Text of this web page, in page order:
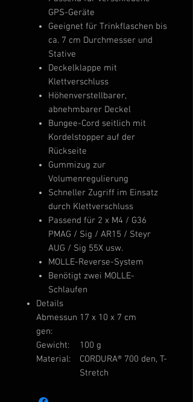
GPS-Geräte
Geeignet für Trinkflaschen bis
ca. 7 cm Durchmesser und
Stative
Deckelklappe mit
Klettverschluss
Höhenverstellbarer,
abnehmbarer Deckel
Bungee-Cord seitlich mit
Kordelstopper auf der
Rückseite
Gummizug zur
Volumenregulierung
Schneller Zugriff im Einsatz
durch Klettverschluss
Passend für 2 x M4 / G36
PMAG / Sig / AR15 / Steyr
AUG / Sig 55X usw.
MOLLE-Reverse-System
Benötigt zwei MOLLE-
Schlaufen
Details
Abmessun
gen:
17 x 10 x 7 cm
Gewicht:
100 g
Material:
CORDURA® 700 den, T-
Stretch